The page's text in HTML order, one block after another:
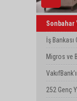
Sonbahar
İş
Değişimi
Migros ve
İçin İş
Aştı
252 Genç